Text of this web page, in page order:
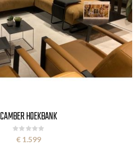
CAMBER HOEKBANK
Rating:
0%
€ 1.599